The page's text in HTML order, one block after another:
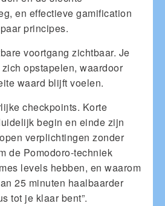
en effectieve gamification
principes.
voortgang zichtbaar. Je
opstapelen, waardoor
waard blijft voelen.
checkpoints. Korte
begin en einde zijn
verplichtingen zonder
de Pomodoro-techniek
levels hebben, en waarom
25 minuten haalbaarder
tot je klaar bent”.